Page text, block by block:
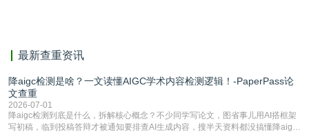
最新查重资讯
降aigc检测是啥？一文读懂AIGC学术内容检测逻辑！-PaperPass论
文查重
2026-07-01
降aigc检测到底是什么，拆解核心概念？不少同学写论文，图省事儿用AI搭框架
写初稿，临到投稿答辩才被通知要排查AI生成内容，搜半天资料都没搞懂降aigc